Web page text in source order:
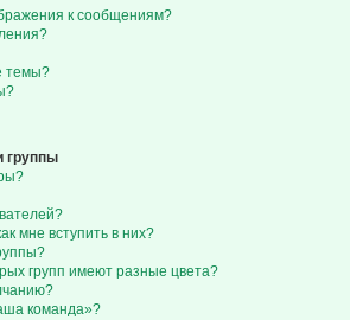
к сообщениям?
темы?
группы
мне вступить в них?
групп имеют разные цвета?
команда»?